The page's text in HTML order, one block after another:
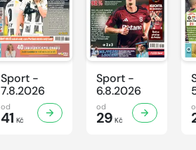
Sport -
7.8.2026
od
41 Kč
Sport -
6.8.2026
od
29 Kč